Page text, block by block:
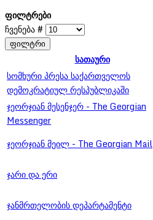
ფილტრები
ჩვენება #
ფილტრი
სათაური
სომხური პრესა საქართველოს
დემოკრატიულ რესპუბლიკაში
ჯეორჯიან მესენჯერ - The Georgian
Messenger
ჯეორჯიან მეილ - The Georgian Mail
ჯარი და ერი
ჯანმრთელობის დეპარტამენტი